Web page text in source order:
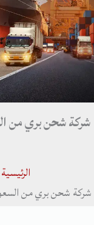
شركة شحن بري من
الرئيسية
شركة شحن بري من